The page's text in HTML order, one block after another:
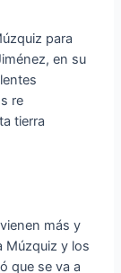
para
en su
re
tierra
más y
Múzquiz y los
que se va a